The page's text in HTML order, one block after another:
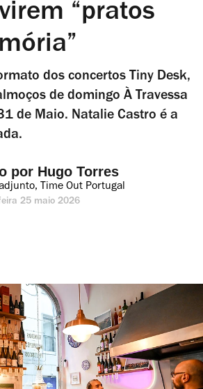
“pratos
dos concertos Tiny Desk,
de domingo À Travessa
de Maio. Natalie Castro é a
por Hugo Torres
Time Out Portugal
25 maio 2026